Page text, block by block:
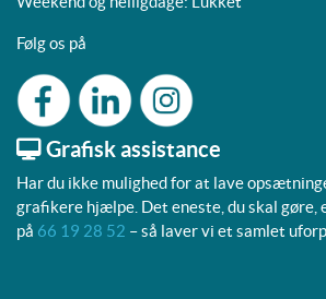
Følg os på
Grafisk assistance
Har du ikke mulighed for at lave
grafikere hjælpe. Det eneste, du skal gøre,
på 66 19 28 52 – så laver vi et samlet